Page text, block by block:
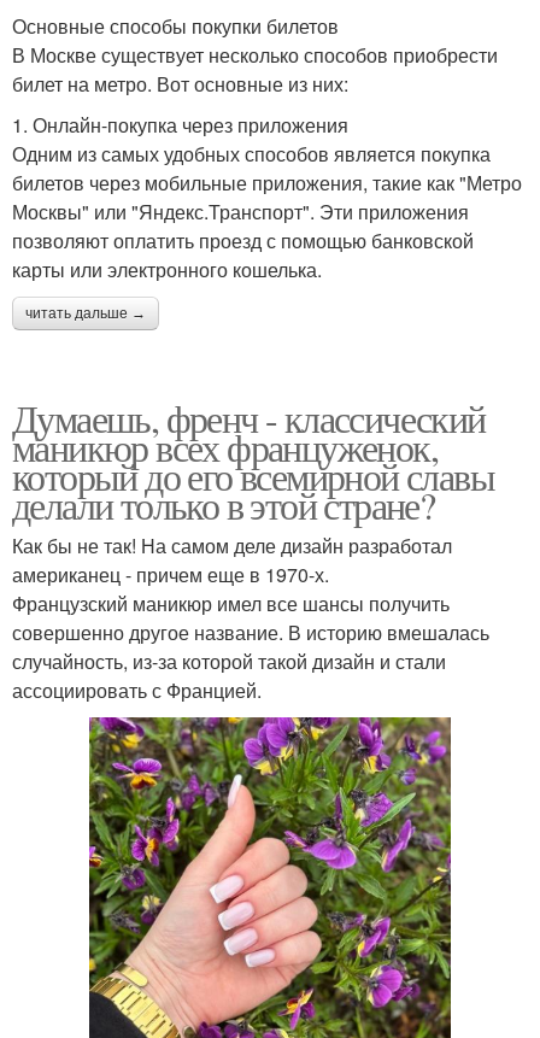
Основные способы покупки билетов
В Москве существует несколько способов приобрести
билет на метро. Вот основные из них:
1. Онлайн-покупка через приложения
Одним из самых удобных способов является покупка
билетов через мобильные приложения, такие как "Метро
Москвы" или "Яндекс.Транспорт". Эти приложения
позволяют оплатить проезд с помощью банковской
карты или электронного кошелька.
читать дальше →
Думаешь, френч - классический
маникюр всех француженок,
который до его всемирной славы
делали только в этой стране?
Как бы не так! На самом деле дизайн разработал
американец - причем еще в 1970-х.
Французский маникюр имел все шансы получить
совершенно другое название. В историю вмешалась
случайность, из-за которой такой дизайн и стали
ассоциировать с Францией.